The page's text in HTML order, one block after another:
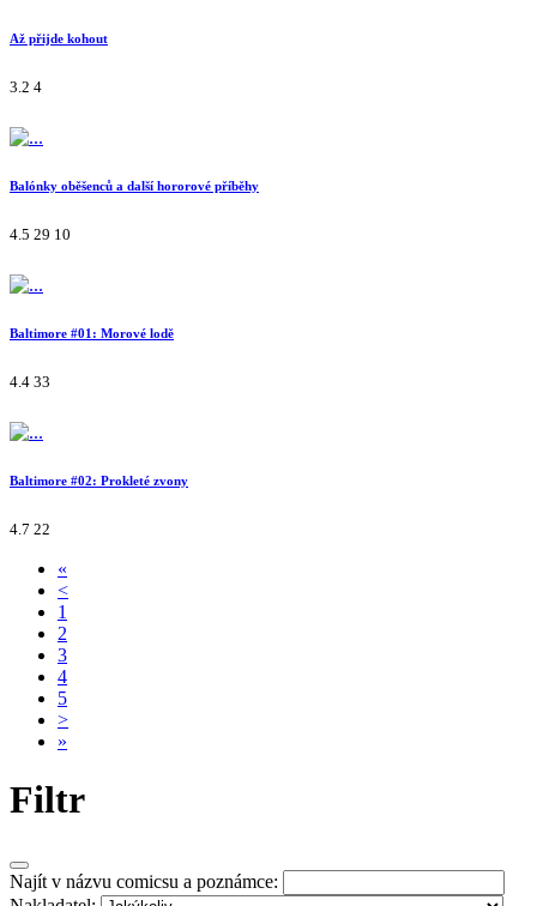
Až přijde kohout
3.2 4
Balónky oběšenců a další hororové příběhy
4.5 29 10
Baltimore #01: Morové lodě
4.4 33
Baltimore #02: Prokleté zvony
4.7 22
«
<
1
2
3
4
5
>
»
Filtr
Najít v názvu comicsu a poznámce: